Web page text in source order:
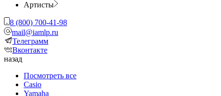
Артисты
8 (800) 700-41-98
mail@iamlp.ru
Телеграмм
Вконтакте
назад
Посмотреть все
Casio
Yamaha